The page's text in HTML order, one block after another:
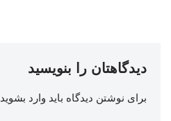
دیدگاهتان را بنویسید
برای نوشتن دیدگاه باید وارد بشوید